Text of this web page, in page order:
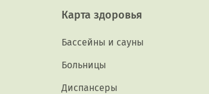
Карта здоровья
Бассейны и сауны
Больницы
Диспансеры